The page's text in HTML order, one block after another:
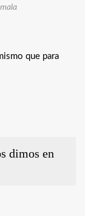
que para
dimos en